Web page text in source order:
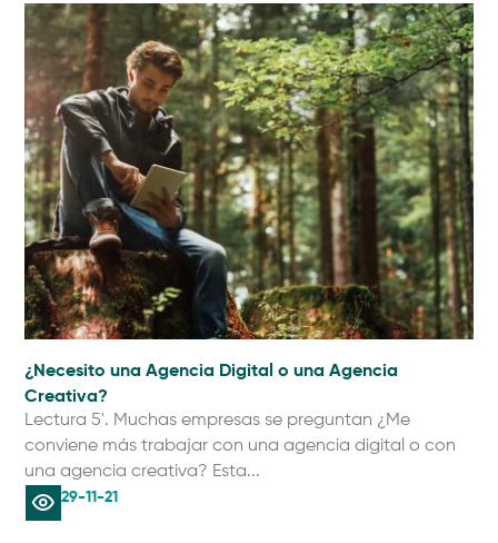
¿Necesito una Agencia Digital o una Agencia
Creativa?
Lectura 5'. Muchas empresas se preguntan ¿Me
conviene más trabajar con una agencia digital o con
una agencia creativa? Esta...
29-11-21